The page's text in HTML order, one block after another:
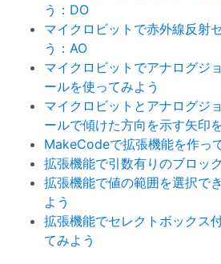
う：DO
マイクロビットで赤外線反射
う：AO
マイクロビットでアナログジ
ールを使ってみよう
マイクロビットとアナログジ
ールで傾けた方向を示す矢印
MakeCodeで拡張機能を作っ
拡張機能で引数有りのブロッ
拡張機能で値の範囲を選択で
よう
拡張機能でセレクトボックス
てみよう